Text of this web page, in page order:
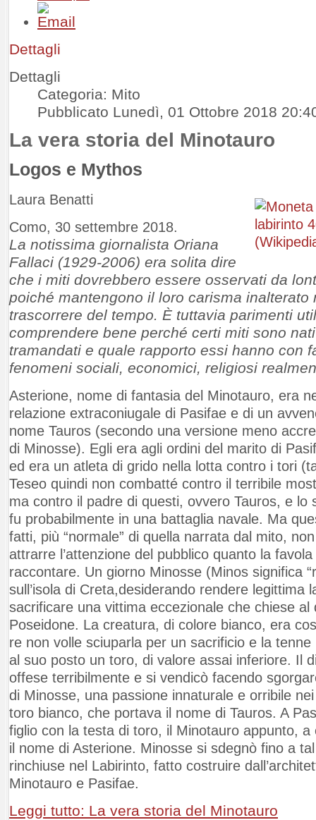
Dettagli
Dettagli
Categoria: Mito
Pubblicato Lunedì, 01 Ottobre 2018
La vera storia del Minotauro
Logos e Mythos
Laura Benatti
Como, 30 settembre 2018.
La notissima giornalista Oriana
Fallaci (1929-2006) era solita dire
che i miti dovrebbero essere osservati da
poiché mantengono il loro carisma inalterato
trascorrere del tempo. È tuttavia parimenti
comprendere bene perché certi miti sono
tramandati e quale rapporto essi hanno con
fenomeni sociali, economici, religiosi
Asterione, nome di fantasia del Minotauro, era
relazione extraconiugale di Pasifae e di un
nome Tauros (secondo una versione meno
di Minosse). Egli era agli ordini del marito di
ed era un atleta di grido nella lotta contro i tori
Teseo quindi non combatté contro il terribile
ma contro il padre di questi, ovvero Tauros, e lo
fu probabilmente in una battaglia navale. Ma
fatti, più “normale” di quella narrata dal mito,
attrarre l’attenzione del pubblico quanto la
raccontare. Un giorno Minosse (Minos significa
sull’isola di Creta,desiderando rendere legittima
sacrificare una vittima eccezionale che chiese al
Poseidone. La creatura, di colore bianco, era
re non volle sciuparla per un sacrificio e la
al suo posto un toro, di valore assai inferiore. Il
offese terribilmente e si vendicò facendo
di Minosse, una passione innaturale e orribile
toro bianco, che portava il nome di Tauros. A
figlio con la testa di toro, il Minotauro appunto, a
il nome di Asterione. Minosse si sdegnò fino a
rinchiuse nel Labirinto, fatto costruire
Minotauro e Pasifae.
Leggi tutto: La vera storia del Minotauro